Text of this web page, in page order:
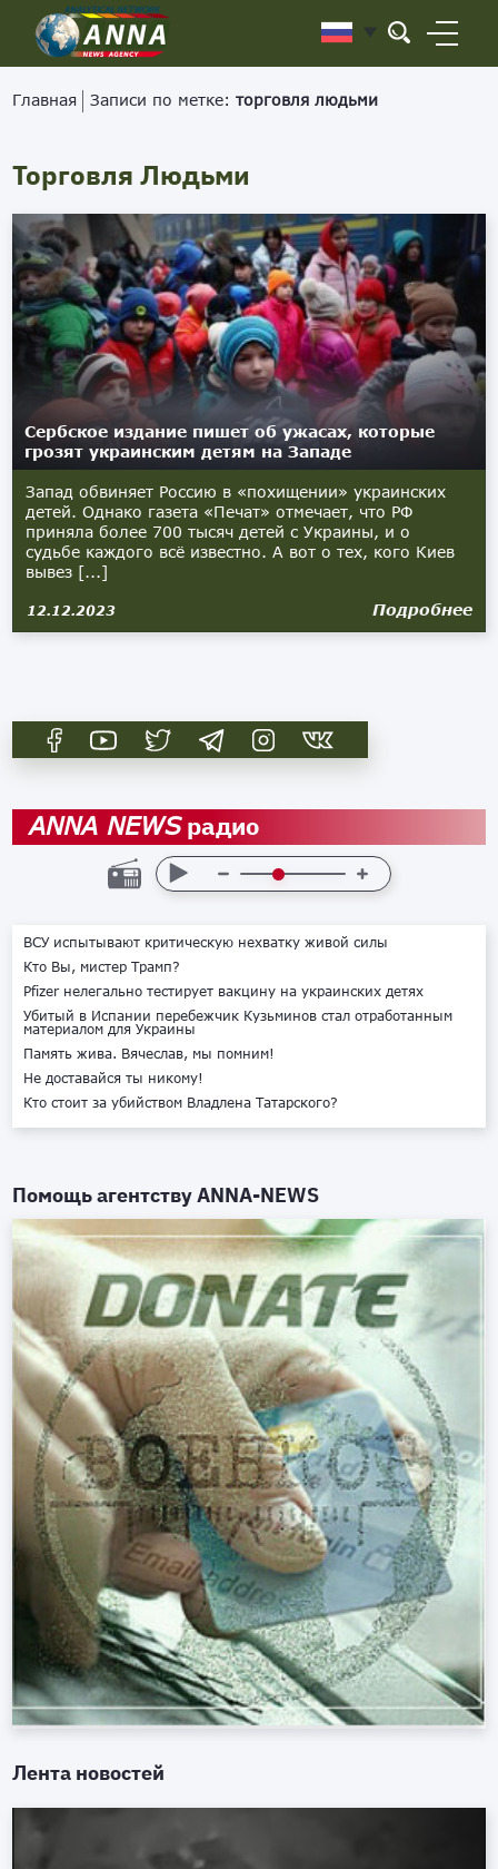
Главная Записи по метке:торговля людьми
Торговля Людьми
Сербское издание пишет об ужасах, которые
грозят украинским детям на Западе
Запад обвиняет Россию в «похищении» украинских
детей. Однако газета «Печат» отмечает, что РФ
приняла более 700 тысяч детей с Украины, и о
судьбе каждого всё известно. А вот о тех, кого Киев
вывез [...]
12.12.2023 Подробнее
ANNA NEWSрадио
ВСУ испытывают критическую нехватку живой силы
Кто Вы, мистер Трамп?
Pfizer нелегально тестирует вакцину на украинских детях
Убитый в Испании перебежчик Кузьминов стал отработанным
материалом для Украины
Память жива. Вячеслав, мы помним!
Не доставайся ты никому!
Кто стоит за убийством Владлена Татарского?
Помощь агентствуANNA-NEWS
Лента новостей